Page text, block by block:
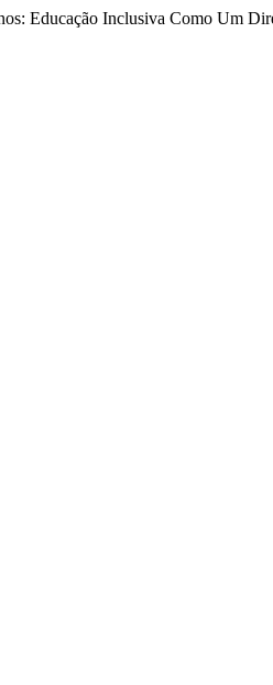
Educação Inclusiva Como Um